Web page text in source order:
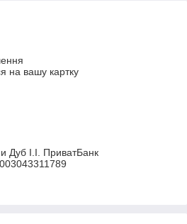
на вашу картку
Дуб І.І. ПриватБанк